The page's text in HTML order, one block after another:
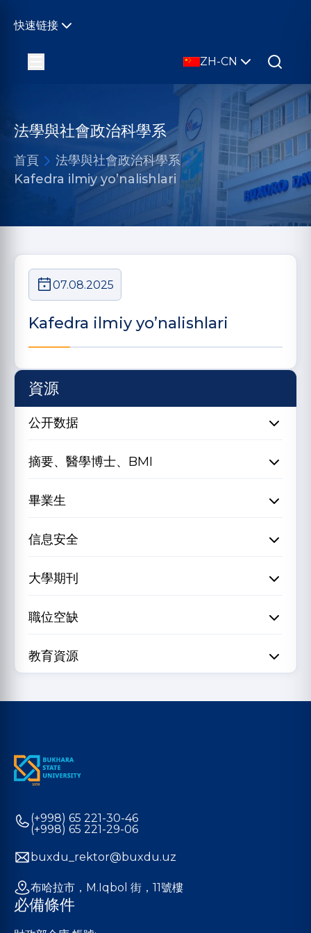
快速链接
ZH-CN
法學與社會政治科學系
首頁
法學與社會政治科學系
Kafedra ilmiy yo’nalishlari
07.08.2025
Kafedra ilmiy yo’nalishlari
資源
公开数据
摘要、醫學博士、BMI
畢業生
信息安全
大學期刊
職位空缺
教育資源
(+998) 65 221-30-46
(+998) 65 221-29-06
buxdu_rektor@buxdu.uz
布哈拉市，M.Iqbol 街，11號樓
必備條件